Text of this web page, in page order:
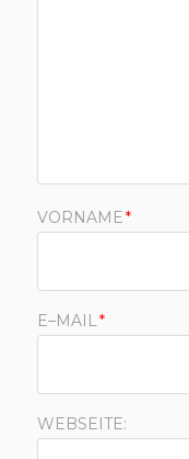
VORNAME*
E–MAIL*
WEBSEITE: